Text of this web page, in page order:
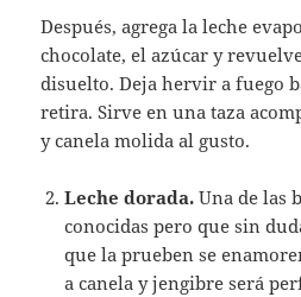
Después, agrega la leche
chocolate, el azúcar y
disuelto. Deja hervir a fuego
retira. Sirve en una taza
y canela molida al gusto.
Leche dorada.Una de las
conocidas pero que sin
que la prueben se
a canela y jengibre será